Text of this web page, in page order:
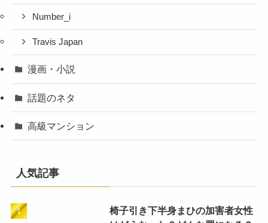
Number_i
Travis Japan
漫画・小説
話題のネタ
高級マンション
人気記事
椅子引き下半身まひの加害者女性